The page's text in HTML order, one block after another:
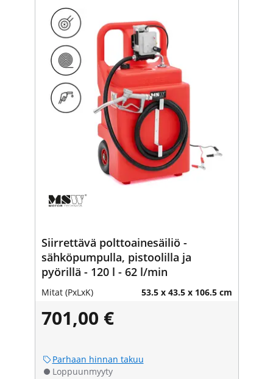
Siirrettävä polttoainesäiliö -
sähköpumpulla, pistoolilla ja
pyörillä - 120 l - 62 l/min
Mitat (PxLxK) 53.5 x 43.5 x 106.5 cm
701,00 €
Parhaan hinnan takuu
Loppuunmyyty